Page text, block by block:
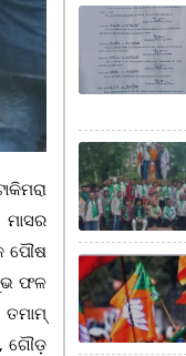
ପୌଷ
ଫଳ
ଗୌଡ଼